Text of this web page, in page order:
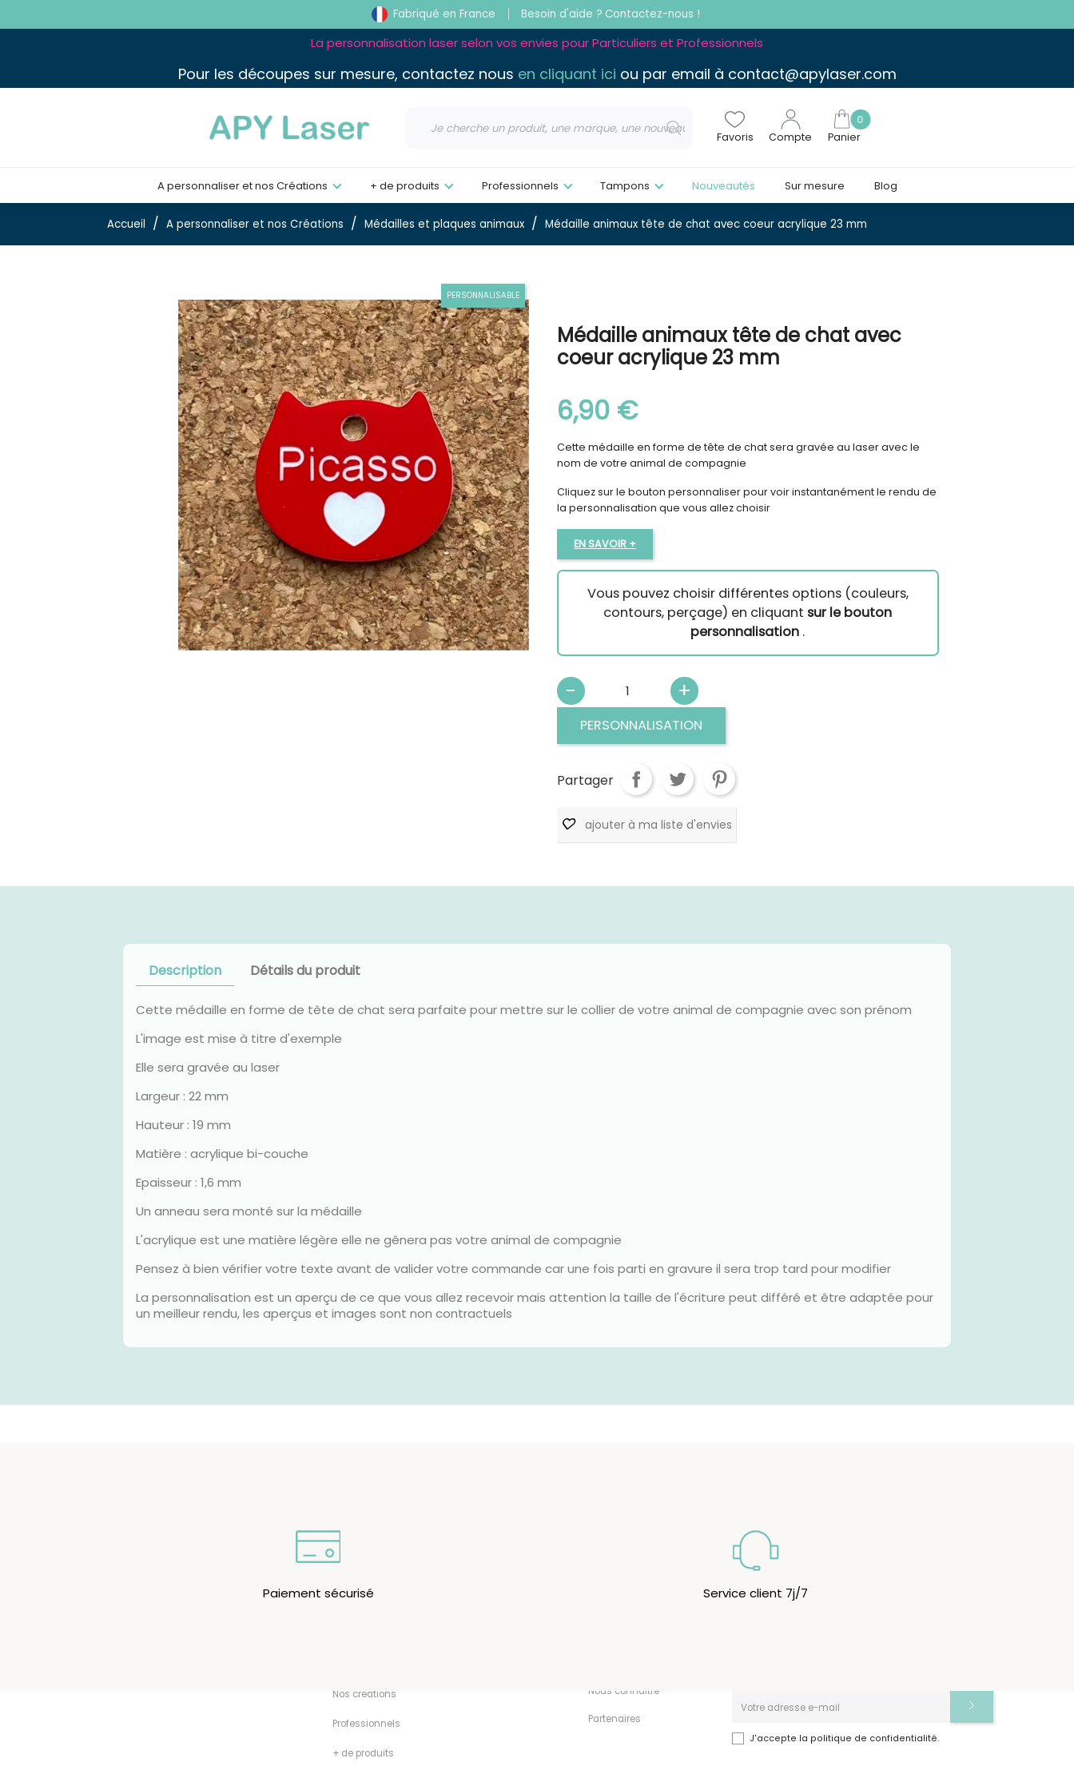
La personnalisation laser selon vos envies pour Particuliers et Professionnels
Pour les découpes sur mesure, contactez nous en cliquant ici ou par email à contact@apylaser.com
Fabriqué en France Besoin d'aide ? Contactez-nous !
Favoris Compte Panier
0
A personnaliser et nos Créations + de produits Professionnels Tampons Nouveautés Sur mesure Blog
Accueil A personnaliser et nos Créations Médailles et plaques animaux Médaille animaux tête de chat avec coeur acrylique 23 mm
PERSONNALISABLE
Médaille animaux tête de chat avec
coeur acrylique 23 mm
6,90 €
Cette médaille en forme de tête de chat sera gravée au laser avec le
nom de votre animal de compagnie
Cliquez sur le bouton personnaliser pour voir instantanément le rendu de
la personnalisation que vous allez choisir
EN SAVOIR +
Vous pouvez choisir différentes options (couleurs,
contours, perçage) en cliquant sur le bouton
personnalisation .
PERSONNALISATION
Partager
ajouter à ma liste d'envies
Description Détails du produit
Cette médaille en forme de tête de chat sera parfaite pour mettre sur le collier de votre animal de compagnie avec son prénom
L'image est mise à titre d'exemple
Elle sera gravée au laser
Largeur : 22 mm
Hauteur : 19 mm
Matière : acrylique bi-couche
Epaisseur : 1,6 mm
Un anneau sera monté sur la médaille
L'acrylique est une matière légère elle ne gênera pas votre animal de compagnie
Pensez à bien vérifier votre texte avant de valider votre commande car une fois parti en gravure il sera trop tard pour modifier
La personnalisation est un aperçu de ce que vous allez recevoir mais attention la taille de l'écriture peut différé et être adaptée pour
un meilleur rendu, les aperçus et images sont non contractuels
Paiement sécurisé Service client 7j/7
Nos créations
Professionnels
+ de produits
Nous connaître
Partenaires
J'accepte la politique de confidentialité.